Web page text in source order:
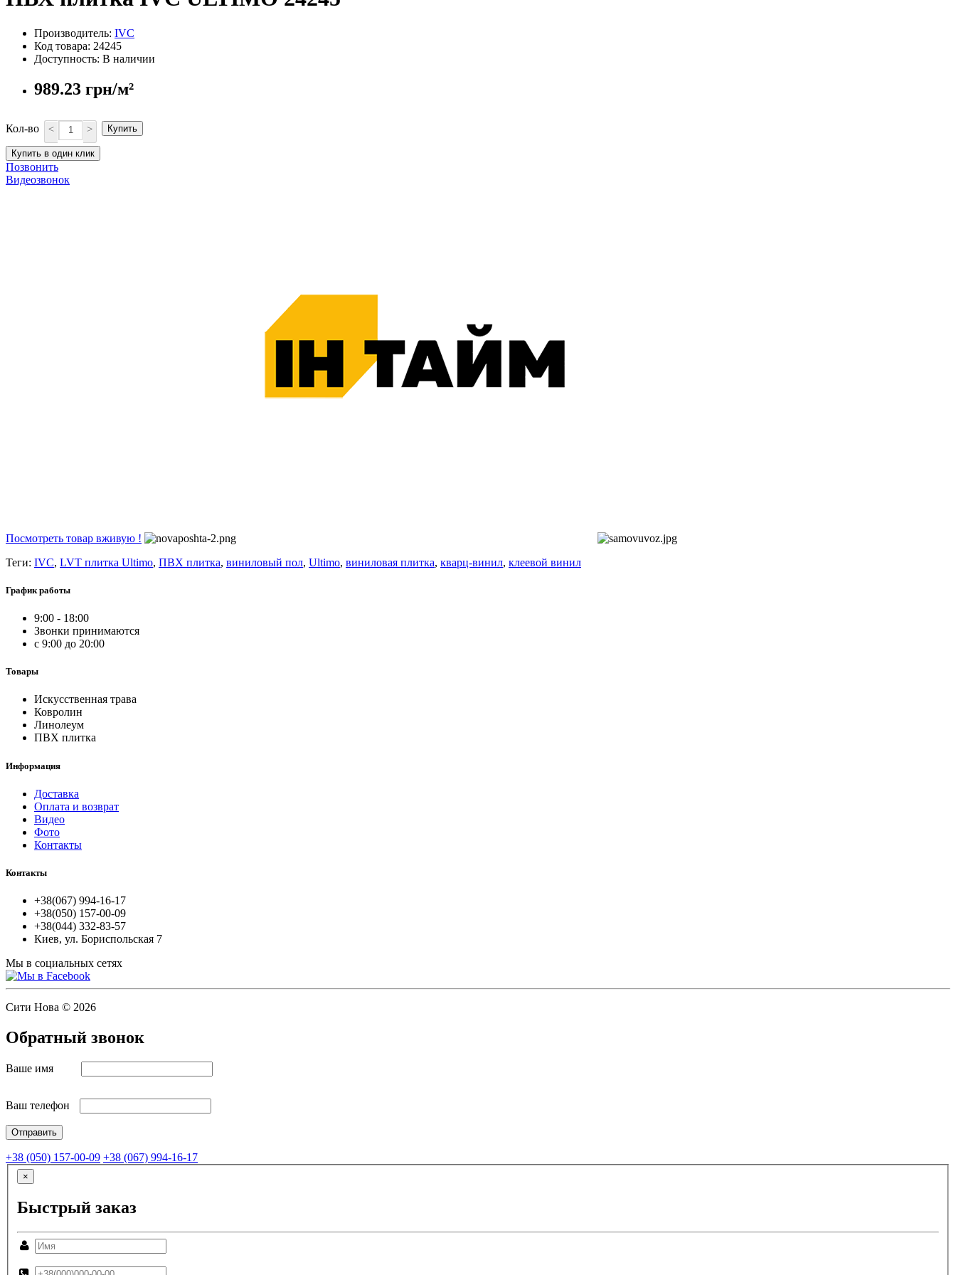
Производитель: IVC
Код товара: 24245
Доступность: В наличии
989.23 грн/м²
Кол-во < > Купить
Купить в один клик
Позвонить
Видеозвонок
Посмотреть товар вживую !
Теги: IVC, LVT плитка Ultimo, ПВХ плитка, виниловый пол, Ultimo, виниловая плитка, кварц-винил, клеевой винил
График работы
9:00 - 18:00
Звонки принимаются
с 9:00 до 20:00
Товары
Искусственная трава
Ковролин
Линолеум
ПВХ плитка
Информация
Доставка
Оплата и возврат
Видео
Фото
Контакты
Контакты
+38(067) 994-16-17
+38(050) 157-00-09
+38(044) 332-83-57
Киев, ул. Бориспольская 7
Мы в социальных сетях
Сити Нова © 2026
Обратный звонок
Ваше имя
Ваш телефон
+38 (050) 157-00-09 +38 (067) 994-16-17
×
Быстрый заказ